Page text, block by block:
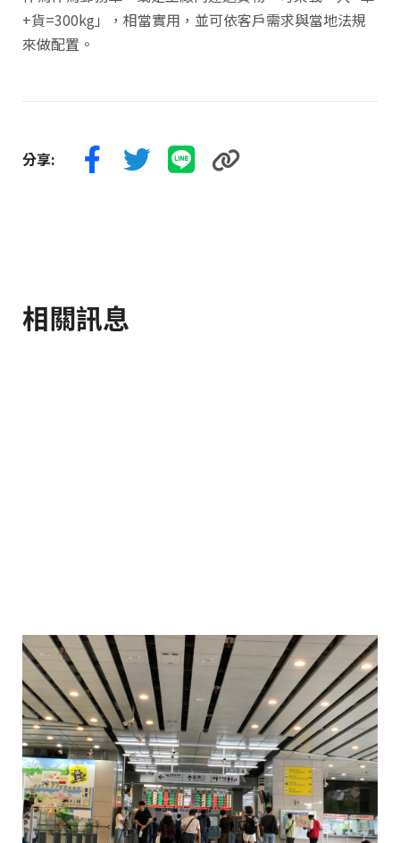
+貨=300kg」，相當實用，並可依客戶需求與當地法規
來做配置。
分享:
相關訊息